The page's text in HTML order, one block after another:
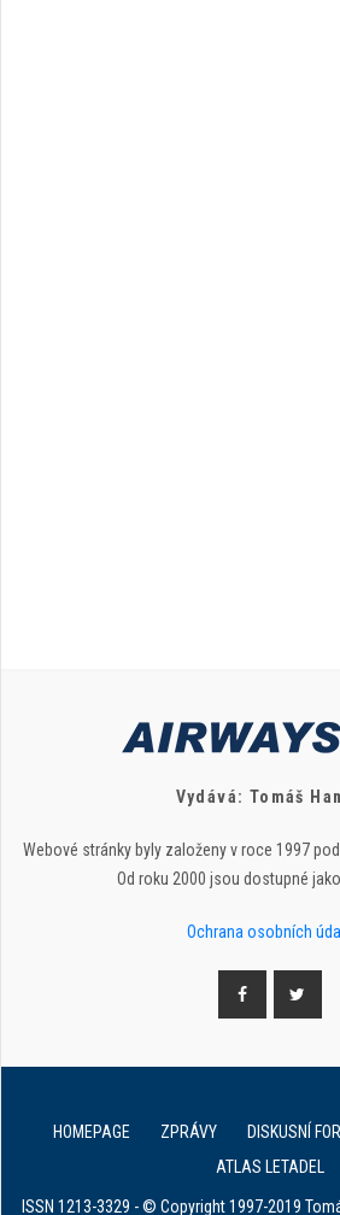
Vydává: Tomáš
Webové stránky byly založeny v roce 1997
Od roku 2000 jsou dostupné
Ochrana osobních
HOMEPAGE ZPRÁVY DISKUSNÍ
ATLAS LETADEL
ISSN 1213-3329 - © Copyright 1997-2019